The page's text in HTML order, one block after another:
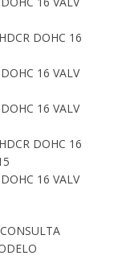
DOHC 16
16 VALV
16 VALV
DOHC 16
16 VALV